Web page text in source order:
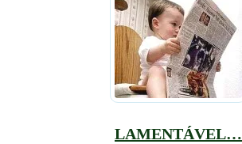
LAMENTÁVEL…